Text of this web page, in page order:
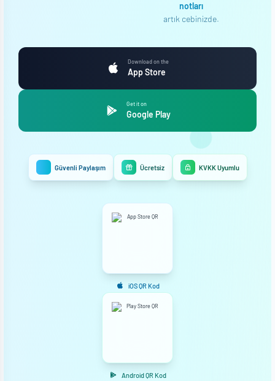
notları
artık cebinizde.
Download on the
App Store
Get it on
Google Play
Güvenli Paylaşım Ücretsiz KVKK Uyumlu
iOS QR Kod
Android QR Kod